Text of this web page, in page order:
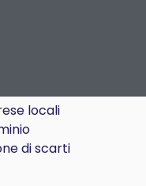
locali
di scarti